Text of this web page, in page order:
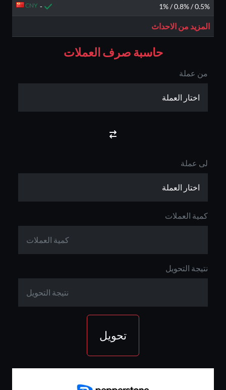
0.5% / 0.8% / 1%
-
CNY
المزيد من الاحداث
حاسبة صرف العملات
من عملة
لى عملة
كمية العملات
نتيجة التحويل
تحويل